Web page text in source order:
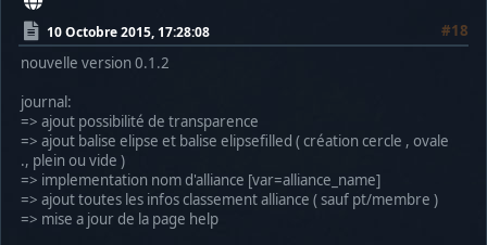
10 Octobre 2015, 17:28:08
#18
nouvelle version 0.1.2
journal:
=> ajout possibilité de transparence
=> ajout balise elipse et balise elipsefilled ( création cercle , ovale
., plein ou vide )
=> implementation nom d'alliance [var=alliance_name]
=> ajout toutes les infos classement alliance ( sauf pt/membre )
=> mise a jour de la page help